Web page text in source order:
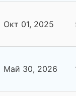
Окт 01, 2025
Май 30, 2026